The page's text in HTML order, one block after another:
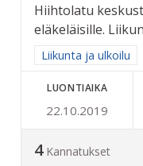
Hiihtolatu
eläkeläisille.
Rajaa tulokset
Liikunta ja ulkoilu
LUONTIAIKA
22.10.2019
4 Kannatukset